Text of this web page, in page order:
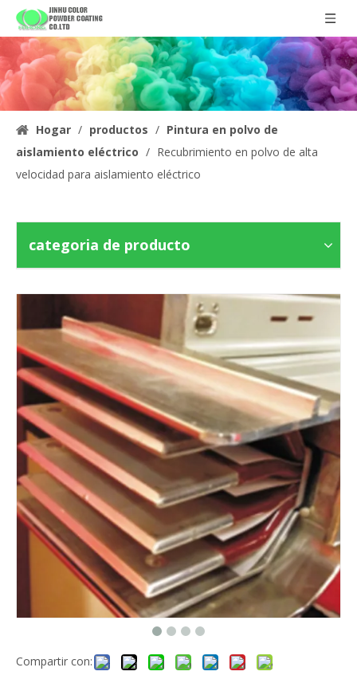
Hogar / productos / Pintura en polvo de
aislamiento eléctrico / Recubrimiento en polvo de alta
velocidad para aislamiento eléctrico
categoria de producto
Compartir con: